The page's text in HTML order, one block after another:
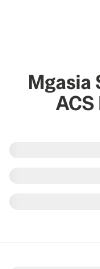
Mgasia
ACS